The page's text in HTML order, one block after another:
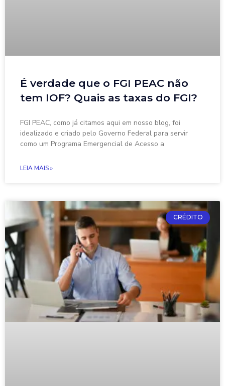
É verdade que o FGI PEAC não
tem IOF? Quais as taxas do FGI?
FGI PEAC, como já citamos aqui em nosso blog, foi
idealizado e criado pelo Governo Federal para servir
como um Programa Emergencial de Acesso a
LEIA MAIS »
CRÉDITO